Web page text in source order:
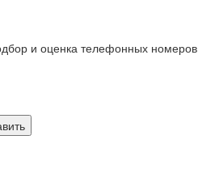
и оценка телефонных номеров